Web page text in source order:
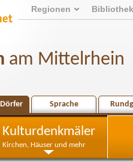
Regionen Bibliothek
am Mittelrhein
Sprache
Kulturdenkmäler
Kirchen, Häuser und mehr